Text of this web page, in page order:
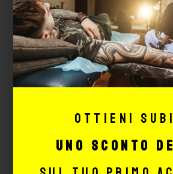
SEGMENT
Cod. SSEG
Disponibile
Da 4.01 €
Ottieni
uno sconto